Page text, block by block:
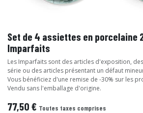
Set de 4 assiettes en porcelaine
Imparfaits
Les Imparfaits sont des articles d'exposition,
série ou des articles présentant un défaut
Vous bénéficiez d'une remise de -30% sur les
Vendu sans l'emballage d'origine.
77,50€ Toutes taxes comprises